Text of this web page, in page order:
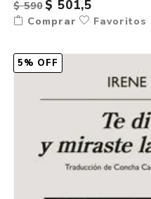
$ 590 $ 501,5
Comprar Favoritos
5% OFF